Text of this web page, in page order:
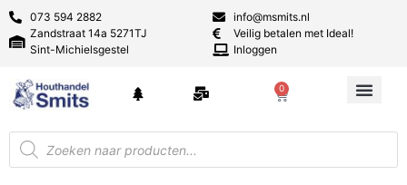
073 594 2882
Zandstraat 14a 5271TJ
Sint-Michielsgestel
info@msmits.nl
Veilig betalen met Ideal!
Inloggen
0